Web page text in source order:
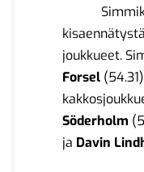
joukkueet.
Forsel
Söderholm
ja Davin